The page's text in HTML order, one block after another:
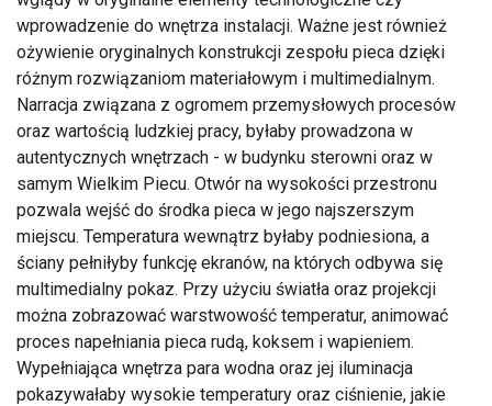
wprowadzenie do wnętrza instalacji. Ważne jest również
ożywienie oryginalnych konstrukcji zespołu pieca dzięki
różnym rozwiązaniom materiałowym i multimedialnym.
Narracja związana z ogromem przemysłowych procesów
oraz wartością ludzkiej pracy, byłaby prowadzona w
autentycznych wnętrzach - w budynku sterowni oraz w
samym Wielkim Piecu. Otwór na wysokości przestronu
pozwala wejść do środka pieca w jego najszerszym
miejscu. Temperatura wewnątrz byłaby podniesiona, a
ściany pełniłyby funkcję ekranów, na których odbywa się
multimedialny pokaz. Przy użyciu światła oraz projekcji
można zobrazować warstwowość temperatur, animować
proces napełniania pieca rudą, koksem i wapieniem.
Wypełniająca wnętrza para wodna oraz jej iluminacja
pokazywałaby wysokie temperatury oraz ciśnienie, jakie